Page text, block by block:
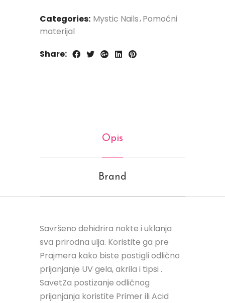
Categories: Mystic Nails Pomoćni
materijal
Share:
Opis
Brand
Savršeno dehidrira nokte i uklanja
sva prirodna ulja. Koristite ga pre
Prajmera kako biste postigli odlično
prijanjanje UV gela, akrila i tipsi .
SavetZa postizanje odličnog
prijanjanja koristite Primer ili Acid